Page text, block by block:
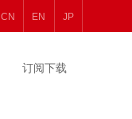
CN EN JP
订阅下载